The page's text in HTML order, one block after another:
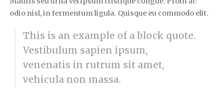
odio nisl, in fermentum ligula. Quisque eu commodo elit.
This is an example of a block quote.
Vestibulum sapien ipsum,
venenatis in rutrum sit amet,
vehicula non massa.